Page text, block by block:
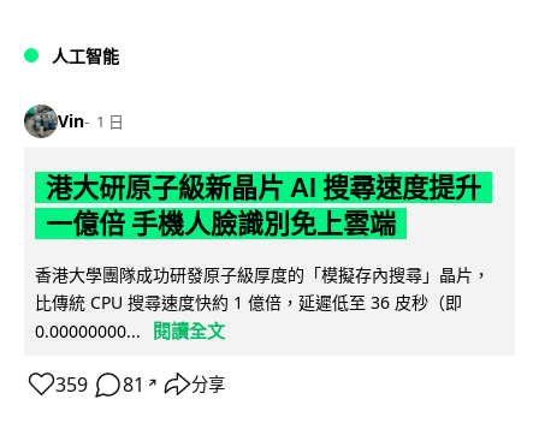
人工智能
Vin 1 日
港大研原子級新晶片 AI 搜尋速度提升
一億倍 手機人臉識別免上雲端
香港大學團隊成功研發原子級厚度的「模擬存內搜尋」晶片，
比傳統 CPU 搜尋速度快約 1 億倍，延遲低至 36 皮秒（即
0.00000000...
閱讀全文
359 81 ↗ 分享